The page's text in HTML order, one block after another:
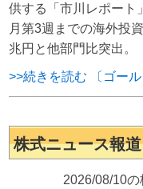
供する「市川レポート
月第3週までの海外投
兆円と他部門比突出。
>>続きを読む 〔ゴール
株式ニュース報道
2026/08/10